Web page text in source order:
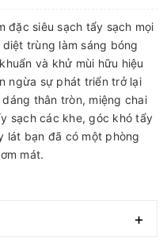
đặc siêu sạch tẩy sạch mọi
trùng làm sáng bóng
và khử mùi hữu hiệu
ngừa sự phát triển trở lại
thân tròn, miệng chai
sạch các khe, góc khó tẩy
lát bạn đã có một phòng
mát.
+